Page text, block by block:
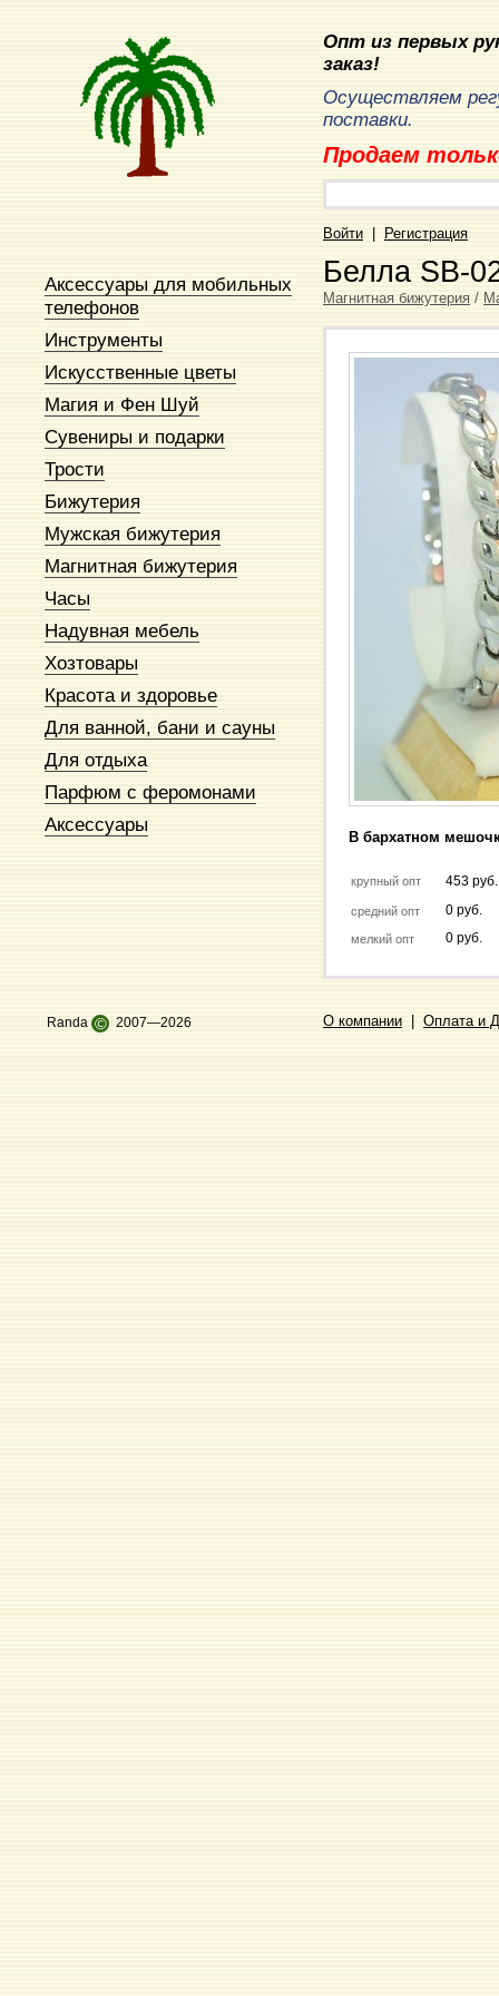
Аксессуары для мобильных
телефонов
Инструменты
Искусственные цветы
Магия и Фен Шуй
Сувениры и подарки
Трости
Бижутерия
Мужская бижутерия
Магнитная бижутерия
Часы
Надувная мебель
Хозтовары
Красота и здоровье
Для ванной, бани и сауны
Для отдыха
Парфюм с феромонами
Аксессуары
Опт из первых
заказ!
Осуществляем
поставки.
Продаем
Войти Регистрация
Белла SB-
Магнитная бижутерия /
В бархатном
крупный опт 453 руб.
средний опт 0 руб.
мелкий опт 0 руб.
Randa © 2007—2026 О компании Оплата и